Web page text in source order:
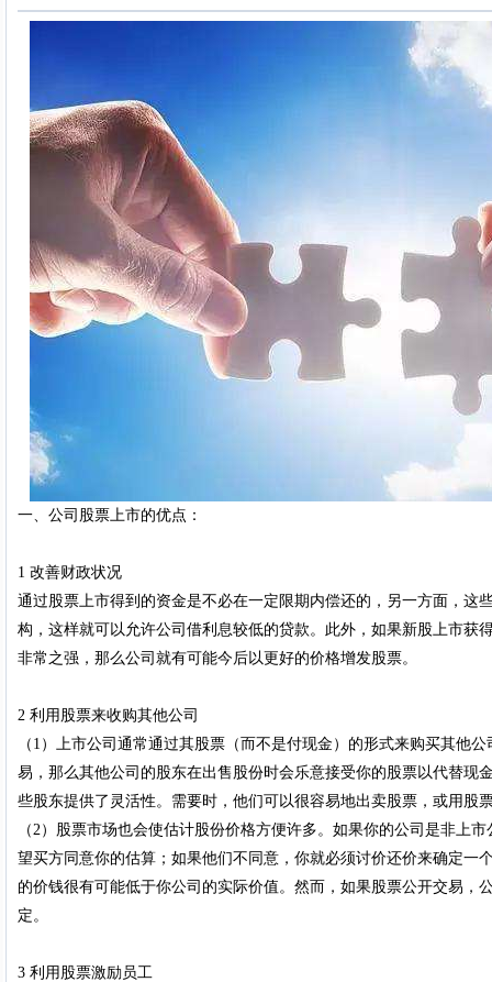
一、公司股票上市的优点：
1 改善财政状况
通过股票上市得到的资金是不必在一定限期内偿还的，另一方面，这
构，这样就可以允许公司借利息较低的贷款。此外，如果新股上市获
非常之强，那么公司就有可能今后以更好的价格增发股票。
2 利用股票来收购其他公司
（1）上市公司通常通过其股票（而不是付现金）的形式来购买其他
易，那么其他公司的股东在出售股份时会乐意接受你的股票以代替现
些股东提供了灵活性。需要时，他们可以很容易地出卖股票，或用股
（2）股票市场也会使估计股份价格方便许多。如果你的公司是非上
望买方同意你的估算；如果他们不同意，你就必须讨价还价来确定一
的价钱很有可能低于你公司的实际价值。然而，如果股票公开交易，
定。
3 利用股票激励员工